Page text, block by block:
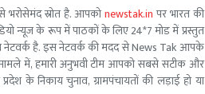
भरोसेमंद स्रोत है. आपकोnewstak.in पर भारत की
न्यूज के रूप में पाठकों के लिए 24*7 मोड में प्रस्तुत
नेटवर्क है. इस नेटवर्क की मदद से News Tak आपके
मामले में, हमारी अनुभवी टीम आपको सबसे सटीक और
के निकाय चुनाव, ग्रामपंचायतों की लड़ाई हो या